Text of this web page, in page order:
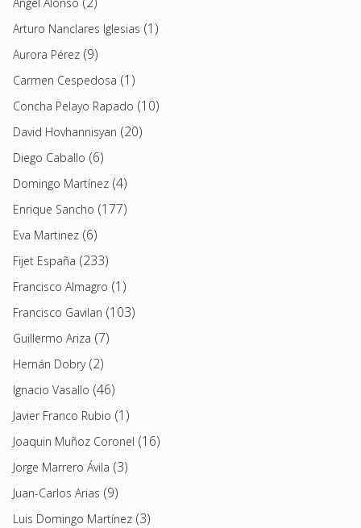
Arturo Nanclares Iglesias (1)
Aurora Pérez (9)
Carmen Cespedosa (1)
Concha Pelayo Rapado (10)
David Hovhannisyan (20)
Diego Caballo (6)
Domingo Martínez (4)
Enrique Sancho (177)
Eva Martinez (6)
Fijet España (233)
Francisco Almagro (1)
Francisco Gavilan (103)
Guillermo Ariza (7)
Hernán Dobry(2)
Ignacio Vasallo (46)
Javier Franco Rubio (1)
Joaquin Muñoz Coronel (16)
Jorge Marrero Ávila (3)
Juan-Carlos Arias (9)
Luis Domingo Martínez (3)